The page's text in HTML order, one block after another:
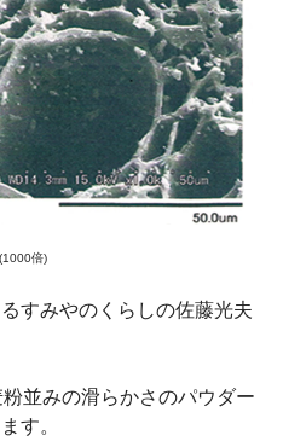
倍)
すみやのくらしの佐藤光夫
並みの滑らかさのパウダー
す。